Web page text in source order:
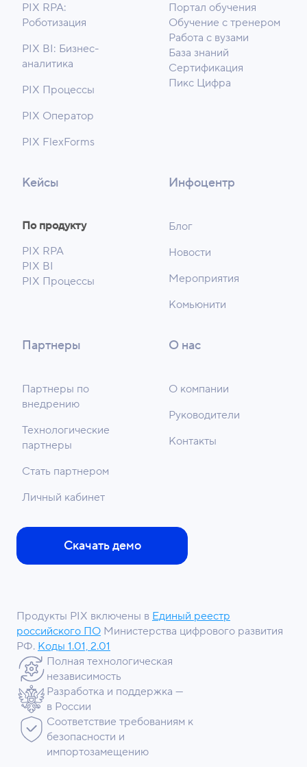
Скачать демо
PIX RPA:
Роботизация
PIX BI: Бизнес-
аналитика
PIX Процессы
PIX Оператор
PIX FlexForms
Портал обучения
Обучение с тренером
Работа с вузами
База знаний
Сертификация
Пикс Цифра
Кейсы
По продукту
PIX RPA
PIX BI
PIX Процессы
Инфоцентр
Блог
Новости
Мероприятия
Комьюнити
Партнеры
Партнеры по
внедрению
Технологические
партнеры
Стать партнером
Личный кабинет
О нас
О компании
Руководители
Контакты
Продукты PIX включены в Единый реестр
российского ПО Министерства цифрового развития
РФ. Коды 1.01, 2.01
Полная технологическая
независимость
Разработка и поддержка —
в России
Соответствие требованиям к
безопасности и
импортозамещению